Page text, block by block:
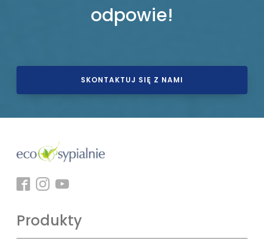
odpowie!
SKONTAKTUJ SIĘ Z NAMI
Produkty